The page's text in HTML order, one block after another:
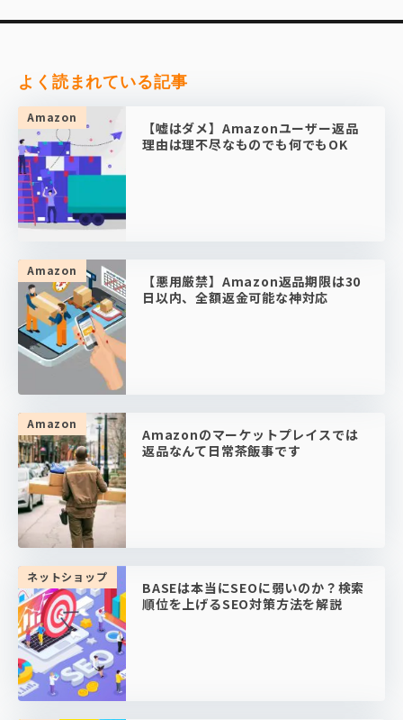
ョ
よく読まれている記事
Amazon
【嘘はダメ】Amazonユーザー返品
理由は理不尽なものでも何でもOK
Amazon
【悪用厳禁】Amazon返品期限は30
日以内、全額返金可能な神対応
Amazon
Amazonのマーケットプレイスでは
返品なんて日常茶飯事です
ネットショップ
BASEは本当にSEOに弱いのか？検索
順位を上げるSEO対策方法を解説